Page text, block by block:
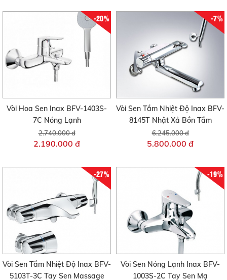
-20%
Vòi Hoa Sen Inax BFV-1403S-
7C Nóng Lạnh
2.740.000 đ
2.190.000 đ
-7%
Vòi Sen Tắm Nhiệt Độ Inax BFV-
8145T Nhật Xả Bồn Tắm
6.245.000 đ
5.800.000 đ
-27%
Vòi Sen Tắm Nhiệt Độ Inax BFV-
5103T-3C Tay Sen Massage
-19%
Vòi Sen Nóng Lạnh Inax BFV-
1003S-2C Tay Sen Mạ